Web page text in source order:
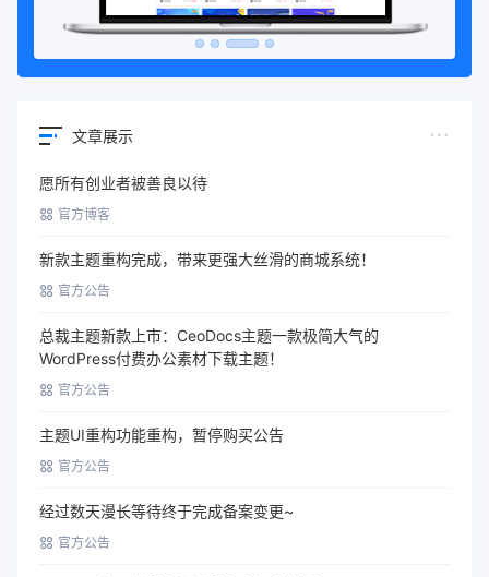
文章展示
愿所有创业者被善良以待
官方博客
新款主题重构完成，带来更强大丝滑的商城系统！
官方公告
总裁主题新款上市：CeoDocs主题一款极简大气的
WordPress付费办公素材下载主题！
官方公告
主题UI重构功能重构，暂停购买公告
官方公告
经过数天漫长等待终于完成备案变更~
官方公告